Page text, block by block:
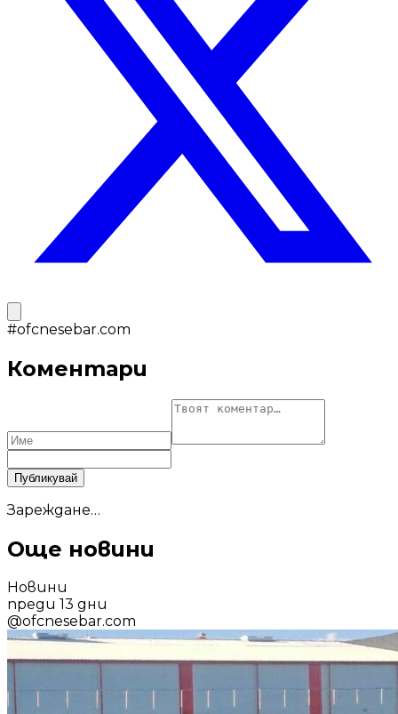
#ofcnesebar.com
Коментари
Публикувай
Зареждане…
Още новини
Новини
преди 13 дни
@ofcnesebar.com